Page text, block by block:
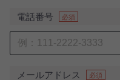
電話番号 必須
メールアドレス 必須